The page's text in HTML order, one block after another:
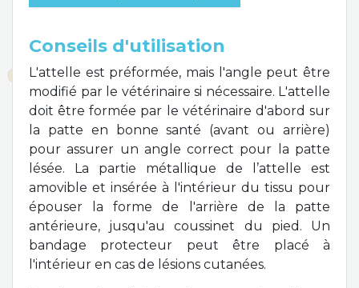
Conseils d'utilisation
L'attelle est préformée, mais l'angle peut être
modifié par le vétérinaire si nécessaire. L'attelle
doit être formée par le vétérinaire d'abord sur
la patte en bonne santé (avant ou arrière)
pour assurer un angle correct pour la patte
lésée. La partie métallique de l’attelle est
amovible et insérée à l'intérieur du tissu pour
épouser la forme de l'arrière de la patte
antérieure, jusqu'au coussinet du pied. Un
bandage protecteur peut être placé à
l'intérieur en cas de lésions cutanées.